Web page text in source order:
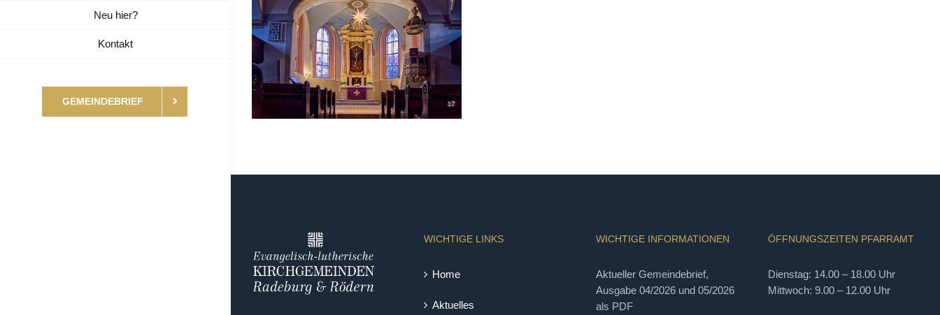
Neu hier?
Kontakt
GEMEINDEBRIEF
WICHTIGE LINKS
Home
Aktuelles
WICHTIGE INFORMATIONEN
Aktueller Gemeindebrief,
Ausgabe 04/2026 und 05/2026
als PDF
ÖFFNUNGSZEITEN PFARRAMT
Dienstag: 14.00 – 18.00 Uhr
Mittwoch: 9.00 – 12.00 Uhr